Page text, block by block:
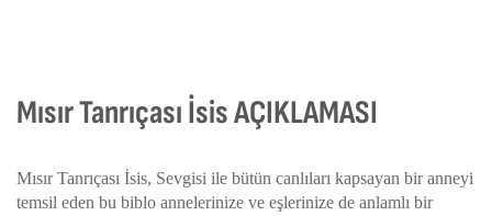
Mısır Tanrıçası İsis AÇIKLAMASI
Mısır Tanrıçası İsis, Sevgisi ile bütün canlıları kapsayan bir anneyi
temsil eden bu biblo annelerinize ve eşlerinize de anlamlı bir